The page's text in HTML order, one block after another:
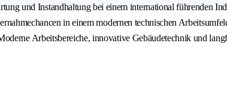
und Instandhaltung bei einem international führenden
in einem modernen technischen
Arbeitsbereiche, innovative Gebäudetechnik und